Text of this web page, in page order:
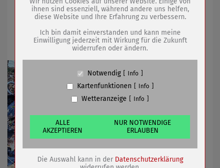
02.03.2022 mehr
Beseitigung illegaler Abladeflächen
Name
PHP Session Cookie
Anbieter
Eigentümer dieser Website (Wenko-
Wenselaar GmbH & Co. KG)
Absicherung Kontaktformular / SPAM
Cookiespeicherung Entscheidungscookie
Anbieter
Eigentümer dieser Website (Wenko-
Wenselaar GmbH & Co. KG)
Zweck
Speichert die Einstellungen der Besucher
bezüglich der Speicherung von Cookies.
Cookie Name
dywc
Cookie Laufzeit
1 Jahr
ihnen sind essenziell, während andere uns helfen,
diese Website und Ihre Erfahrung zu verbessern.
Ich bin damit einverstanden und kann meine
Einwilligung jederzeit mit Wirkung für die Zukunft
widerrufen oder ändern.
Notwendig Info
Kartenfunktionen Info
Wetteranzeige Info
ALLE
AKZEPTIEREN
NUR NOTWENDIGE
ERLAUBEN
Die Auswahl kann in der Datenschutzerklärung